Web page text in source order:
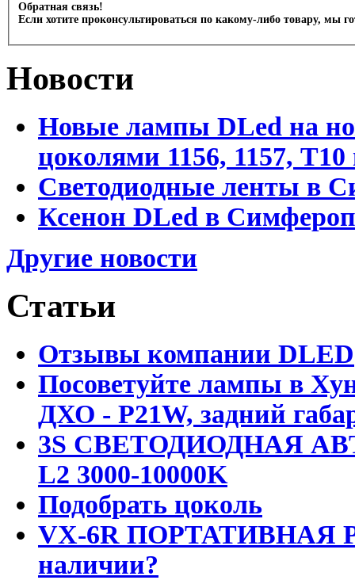
Обратная связь!
Если хотите проконсультироваться по какому-либо товару, мы
Новости
Новые лампы DLed на
цоколями 1156, 1157,
Светодиодные ленты в
Ксенон DLed в
Другие новости
Статьи
Отзывы компании DLED
Посоветуйте лампы в
ДХО - P21W, задний
3S СВЕТОДИОДНАЯ
L2 3000-10000K
Подобрать цоколь
VX-6R ПОРТАТИВНАЯ
наличии?